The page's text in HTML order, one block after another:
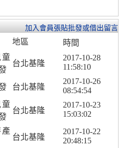
加入會員張貼批發或借出留言
地區
時間
台北基隆
2017-10-28
11:58:10
台北基隆
2017-10-26
08:54:54
台北基隆
2017-10-23
15:03:02
台北基隆
2017-10-22
20:48:15